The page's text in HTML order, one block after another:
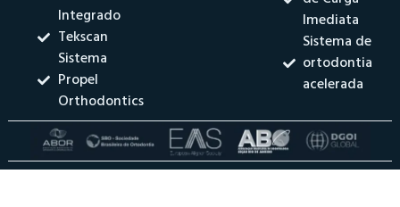
Integrado
Tekscan
Sistema
Propel
Orthodontics
Imediata
Sistema de
ortodontia
acelerada